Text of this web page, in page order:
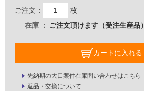
ご注文：
枚
在庫
ご注文頂けます（受注生産品）
カートに入れる
先納期の大口案件在庫問い合わせはこちら
返品・交換について
て
い
る
が
必